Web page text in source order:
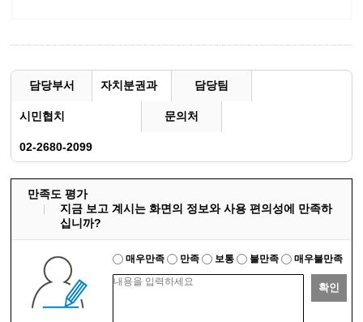
담당부서 자치분권과 담당팀
시민협치 문의처
02-2680-2099
만족도 평가
지금 보고 계시는 화면의 정보와 사용 편의성에 만족하
십니까?
매우만족 만족 보통 불만족 매우불만족
확인